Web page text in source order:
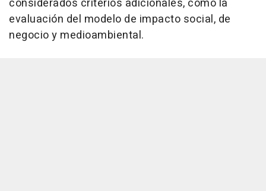
considerados criterios adicionales, como la
evaluación del modelo de impacto social, de
negocio y medioambiental.